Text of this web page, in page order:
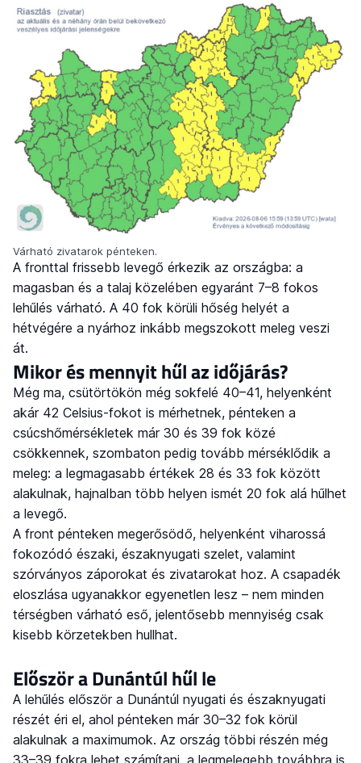
Várható zivatarok pénteken.
A fronttal frissebb levegő érkezik az országba: a
magasban és a talaj közelében egyaránt 7–8 fokos
lehűlés várható. A 40 fok körüli hőség helyét a
hétvégére a nyárhoz inkább megszokott meleg veszi
át.
Mikor és mennyit hűl az időjárás?
Még ma, csütörtökön még sokfelé 40–41, helyenként
akár 42 Celsius-fokot is mérhetnek, pénteken a
csúcshőmérsékletek már 30 és 39 fok közé
csökkennek, szombaton pedig tovább mérséklődik a
meleg: a legmagasabb értékek 28 és 33 fok között
alakulnak, hajnalban több helyen ismét 20 fok alá hűlhet
a levegő.
A front pénteken megerősödő, helyenként viharossá
fokozódó északi, északnyugati szelet, valamint
szórványos záporokat és zivatarokat hoz. A csapadék
eloszlása ugyanakkor egyenetlen lesz – nem minden
térségben várható eső, jelentősebb mennyiség csak
kisebb körzetekben hullhat.
Először a Dunántúl hűl le
A lehűlés először a Dunántúl nyugati és északnyugati
részét éri el, ahol pénteken már 30–32 fok körül
alakulnak a maximumok. Az ország többi részén még